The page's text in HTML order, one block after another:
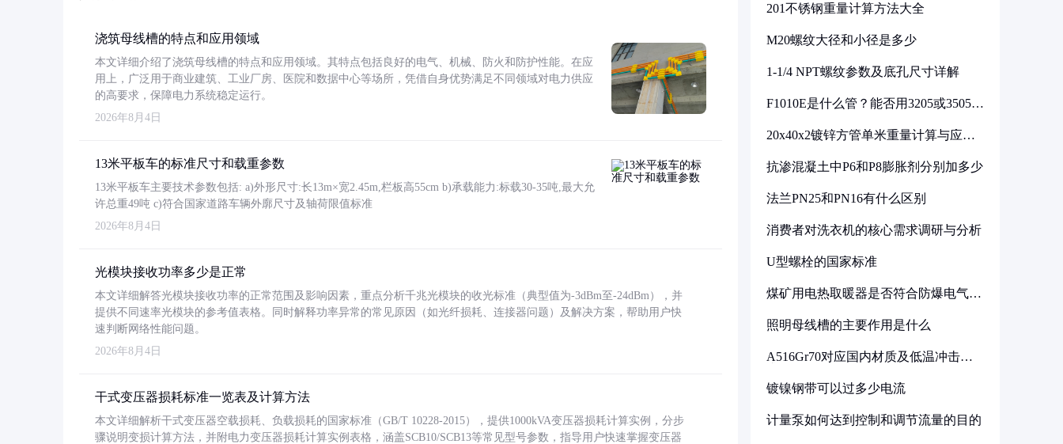
浇筑母线槽的特点和应用领域
本文详细介绍了浇筑母线槽的特点和应用领域。其特点包括良好的电气、机械、防火和防护性能。在应
用上，广泛用于商业建筑、工业厂房、医院和数据中心等场所，凭借自身优势满足不同领域对电力供应
的高要求，保障电力系统稳定运行。
2026年8月4日
13米平板车的标准尺寸和载重参数
13米平板车主要技术参数包括: a)外形尺寸:长13m×宽2.45m,栏板高55cm b)承载能力:标载30-35吨,最大允
许总重49吨 c)符合国家道路车辆外廓尺寸及轴荷限值标准
2026年8月4日
光模块接收功率多少是正常
本文详细解答光模块接收功率的正常范围及影响因素，重点分析千兆光模块的收光标准（典型值为-3dBm至-24dBm），并
提供不同速率光模块的参考值表格。同时解释功率异常的常见原因（如光纤损耗、连接器问题）及解决方案，帮助用户快
速判断网络性能问题。
2026年8月4日
干式变压器损耗标准一览表及计算方法
本文详细解析干式变压器空载损耗、负载损耗的国家标准（GB/T 10228-2015），提供1000kVA变压器损耗计算实例，分步
骤说明变损计算方法，并附电力变压器损耗计算实例表格，涵盖SCB10/SCB13等常见型号参数，指导用户快速掌握变压器
201不锈钢重量计算方法大全
M20螺纹大径和小径是多少
1-1/4 NPT螺纹参数及底孔尺寸详解
F1010E是什么管？能否用3205或3505代
20x40x2镀锌方管单米重量计算与应用
抗渗混凝土中P6和P8膨胀剂分别加多少
法兰PN25和PN16有什么区别
消费者对洗衣机的核心需求调研与分析
U型螺栓的国家标准
煤矿用电热取暖器是否符合防爆电气设
照明母线槽的主要作用是什么
A516Gr70对应国内材质及低温冲击要
镀镍钢带可以过多少电流
计量泵如何达到控制和调节流量的目的